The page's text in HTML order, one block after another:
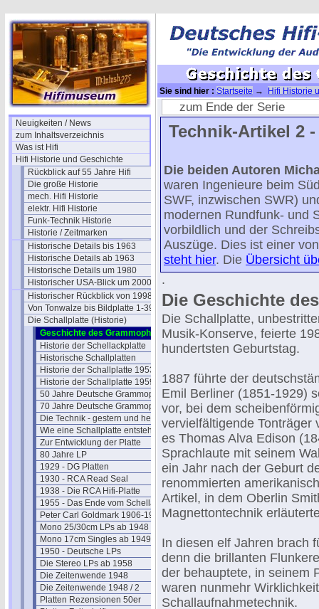
Neuigkeiten / News
zum Inhaltsverzeichnis
Was ist Hifi
Hifi Historie und Geschichte
Rückblick auf 55 Jahre Hifi
Die große Historie
mech. Hifi Historie
elektr. Hifi Historie
Funk-Technik Historie
Historie / Zeitmarken
Historische Details bis 1963
Historische Details ab 1963
Historische Details um 1980
Historischer USA-Blick um 2000
Historischer Rückblick von 1998
Von Tonwalze bis Bildplatte 1-39
Die Schallplatte (Historie)
Geschichte des Grammophons
Historie der Schellackplatte
Historische Schallplatten
Historie der Schallplatte 1953
Historie der Schallplatte 1959
50 Jahre Deutsche Grammophon
70 Jahre Deutsche Grammophon
Die Technik - gestern und heute
Wie eine Schallplatte entsteht (1965)
Zur Entwicklung der Platte
80 Jahre LP
1929 - DG Platten
1930 - RCA Read Seal
1938 - Die RCA Hifi-Platte
1955 - Das Ende vom Schellack
Peter Carl Goldmark 1906-1977
Mono 25/30cm LPs ab 1948
Mono 17cm Singles ab 1949
1950 - Deutsche LPs
Die Stereo LPs ab 1958
Die Zeitenwende 1948
Die Zeitenwende 1948 / 2
Platten Rezensionen 50er
Sie sind hier : Startseite →
Hifi Historie
Grammophons
zum Ende der Serie
Technik-Artikel 2
Die beiden Autoren
waren Ingenieure beim
SWF, inzwischen SWR)
modernen Rundfunk- und
vorbildlich und der
Auszüge. Dies ist einer
steht hier. Die Übersicht
.
Die Geschichte
Die Schallplatte,
Musik-Konserve, feierte
hundertsten Geburtstag.
1887 führte der
Emil Berliner (1851-1929)
vor, bei dem
vervielfältigende Tonträger
es Thomas Alva Edison
Sprachlaute mit seinem
ein Jahr nach der Geburt
renommierten
Artikel, in dem Oberlin
Magnettontechnik
In diesen elf Jahren brach
denn die brillanten
der behauptete, in seinem
waren nunmehr
Schallaufnahmetechnik.